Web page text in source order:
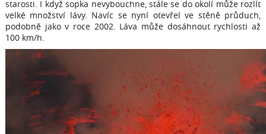
starosti. I když sopka nevybouchne, stále se do okolí může rozlít
velké množství lávy. Navíc se nyní otevřel ve stěně průduch,
podobně jako v roce 2002. Láva může dosáhnout rychlosti až
100 km/h.